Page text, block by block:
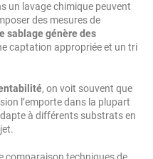
un lavage chimique peuvent
des mesures de
le sablage génère des
captation appropriée et un tri
, on voit souvent que
l’emporte dans la plupart
à différents substrats en